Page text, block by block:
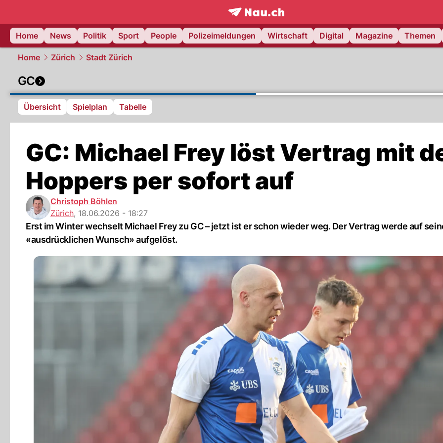
frontpage.NAU.ch
Home
News Politik Sport People Polizeimeldungen Wirtschaft Digital Magazine Themen
Home Zürich Stadt Zürich
GC
Übersicht Spielplan Tabelle
GC: Michael Frey löst Vertrag mit
Hoppers per sofort auf
Christoph Böhlen
Zürich, 18.06.2026 - 18:27
Erst im Winter wechselt Michael Frey zu GC – jetzt ist er schon wieder weg. Der Vertrag werde auf
«ausdrücklichen Wunsch» aufgelöst.